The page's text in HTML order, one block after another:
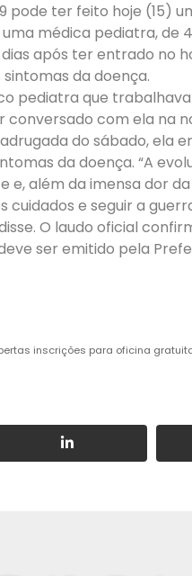
pode ter feito hoje (15)
médica pediatra, de
após ter entrado no
da doença.
pediatra que
conversado com ela na
do sábado, ela
da doença. “A
e, além da imensa dor
cuidados e seguir a
O laudo oficial
ser emitido pela
inscrições para oficina